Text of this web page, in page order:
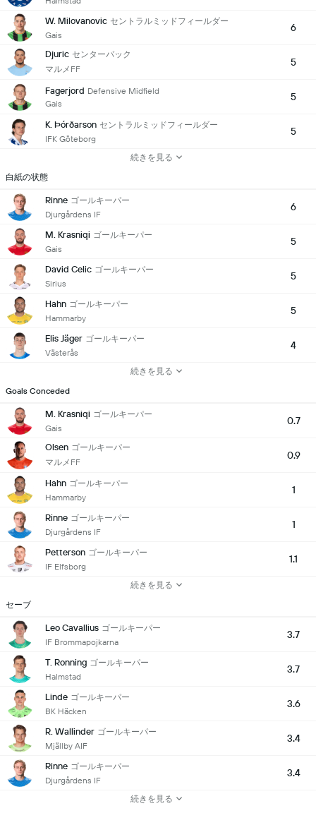
W. Milovanovic セントラルミッドフィールダー
Gais
6
Djuric センターバック
マルメFF
5
Fagerjord Defensive Midfield
Gais
5
K. Þórðarson セントラルミッドフィールダー
IFK Göteborg
5
続きを見る
白紙の状態
Rinne ゴールキーパー
Djurgårdens IF
6
M. Krasniqi ゴールキーパー
Gais
5
David Celic ゴールキーパー
Sirius
5
Hahn ゴールキーパー
Hammarby
5
Elis Jäger ゴールキーパー
Västerås
4
続きを見る
Goals Conceded
M. Krasniqi ゴールキーパー
Gais
0.7
Olsen ゴールキーパー
マルメFF
0.9
Hahn ゴールキーパー
Hammarby
1
Rinne ゴールキーパー
Djurgårdens IF
1
Petterson ゴールキーパー
IF Elfsborg
1.1
続きを見る
セーブ
Leo Cavallius ゴールキーパー
IF Brommapojkarna
3.7
T. Ronning ゴールキーパー
Halmstad
3.7
Linde ゴールキーパー
BK Häcken
3.6
R. Wallinder ゴールキーパー
Mjällby AIF
3.4
Rinne ゴールキーパー
Djurgårdens IF
3.4
続きを見る